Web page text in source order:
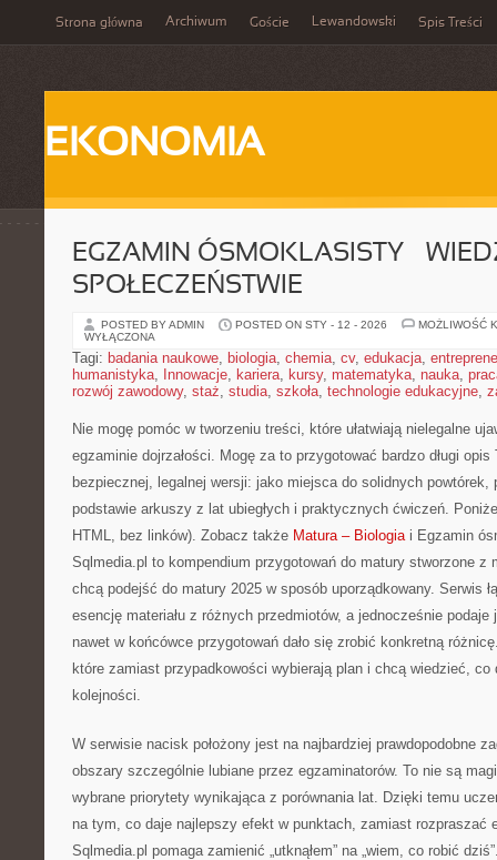
Strona główna Archiwum Goście Lewandowski Spis Treści
EKONOMIA
EGZAMIN ÓSMOKLASISTY –
SPOŁECZEŃSTWIE
POSTED BY ADMIN POSTED ON STY - 12 - 2026
MOŻLIWOŚĆ
WYŁĄCZONA
Tagi: badania naukowe, biologia, chemia, cv, edukacja,
humanistyka, Innowacje, kariera, kursy, matematyka, nauka,
rozwój zawodowy, staż, studia, szkoła, technologie edukacyjne,
Nie mogę pomóc w tworzeniu treści, które ułatwiają nielegalne
egzaminie dojrzałości. Mogę za to przygotować bardzo długi opis
bezpiecznej, legalnej wersji: jako miejsca do solidnych powtórek,
podstawie arkuszy z lat ubiegłych i praktycznych ćwiczeń.
HTML, bez linków). Zobacz także Matura – Biologiai Egzamin
Sqlmedia.pl to kompendium przygotowań do matury stworzone z
chcą podejść do matury 2025 w sposób uporządkowany. Serwis
esencję materiału z różnych przedmiotów, a jednocześnie
nawet w końcówce przygotowań dało się zrobić konkretną
które zamiast przypadkowości wybierają plan i chcą wiedzieć, co
kolejności.
W serwisie nacisk położony jest na najbardziej prawdopodobne
obszary szczególnie lubiane przez egzaminatorów. To nie są
wybrane priorytety wynikająca z porównania lat. Dzięki temu
na tym, co daje najlepszy efekt w punktach, zamiast rozpraszać
Sqlmedia.pl pomaga zamienić „utknąłem” na „wiem, co robić